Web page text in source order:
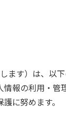
ます）は、以
報の利用・
に努めます。